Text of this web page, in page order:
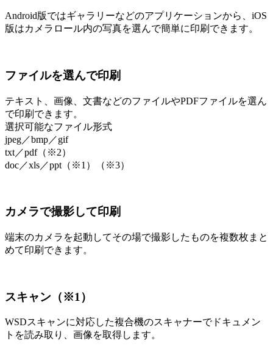
Android版ではギャラリーなどのアプリケーションから、iOS
版はカメラロール内の写真を選んで簡単に印刷できます。
ファイルを選んで印刷
テキスト、画像、文書などのファイルやPDFファイルを選ん
で印刷できます。
選択可能なファイル形式
jpeg／bmp／gif
txt／pdf（※2）
doc／xls／ppt（※1）（※3）
カメラで撮影して印刷
端末のカメラを起動してその場で撮影したものを複数枚まと
めて印刷できます。
スキャン（※1）
WSDスキャンに対応した複合機のスキャナーでドキュメン
トを読み取り、画像を取得します。